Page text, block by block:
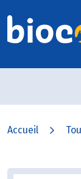
Accueil